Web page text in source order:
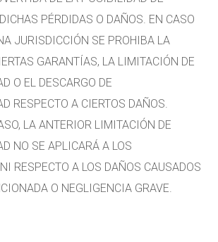
PÉRDIDAS O DAÑOS. EN CASO
JURISDICCIÓN SE PROHIBA LA
GARANTÍAS, LA LIMITACIÓN DE
O EL DESCARGO DE
RESPECTO A CIERTOS DAÑOS.
LA ANTERIOR LIMITACIÓN DE
NO SE APLICARÁ A LOS
RESPECTO A LOS DAÑOS CAUSADOS
O NEGLIGENCIA GRAVE.